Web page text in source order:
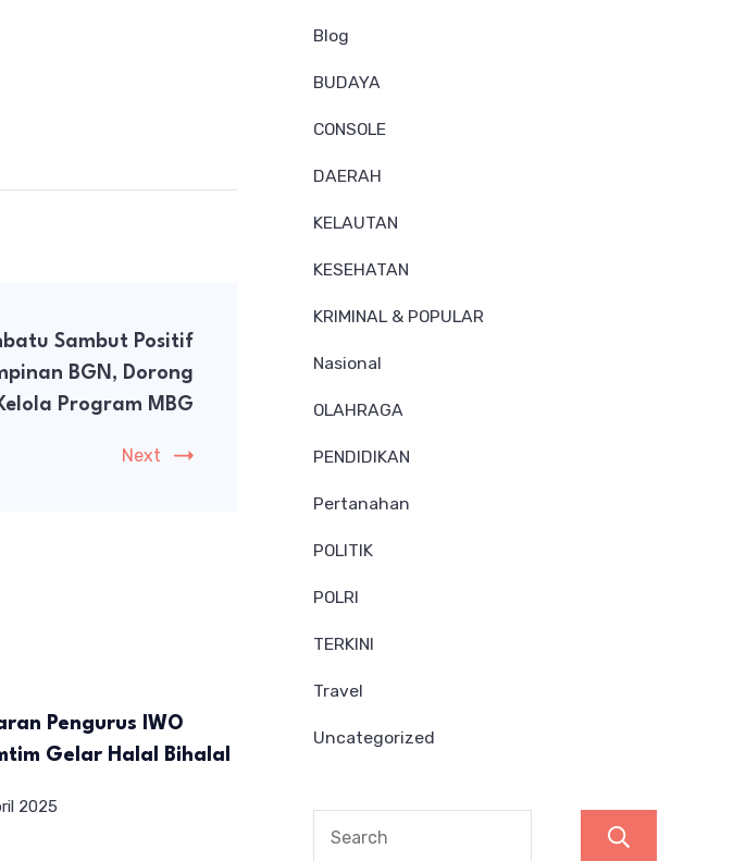
Sambut Positif
BGN, Dorong
Program MBG
Next
Pengurus IWO
Gelar Halal Bihalal
2025
Blog
BUDAYA
CONSOLE
DAERAH
KELAUTAN
KESEHATAN
KRIMINAL & POPULAR
Nasional
OLAHRAGA
PENDIDIKAN
Pertanahan
POLITIK
POLRI
TERKINI
Travel
Uncategorized